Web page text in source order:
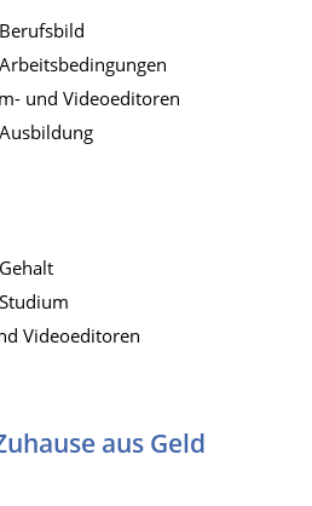
und Videoeditoren
Videoeditoren
aus Geld